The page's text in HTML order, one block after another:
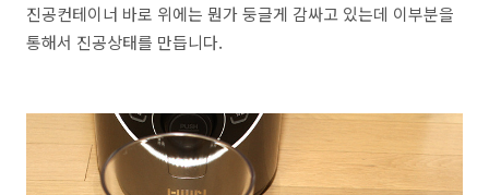
진공컨테이너 바로 위에는 뭔가 둥글게 감싸고 있는데 이부분을
통해서 진공상태를 만듭니다.